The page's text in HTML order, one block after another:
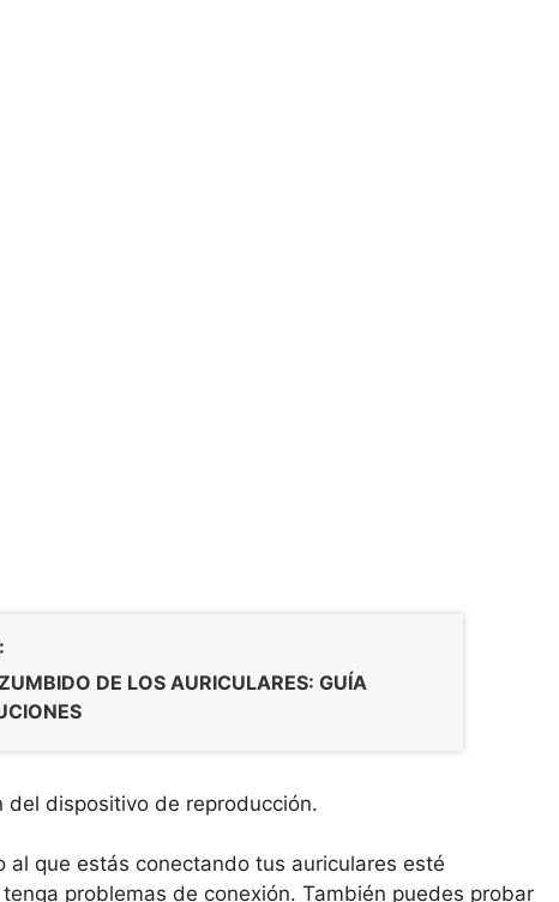
DE LOS AURICULARES: GUÍA
del dispositivo de reproducción.
que estás conectando tus auriculares esté
problemas de conexión. También puedes probar